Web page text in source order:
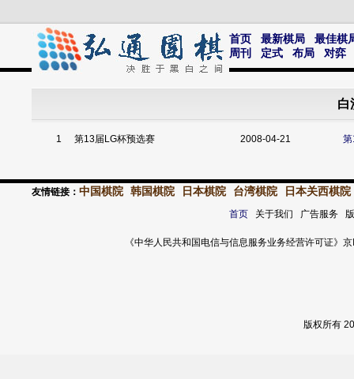
首页 最新棋局
最佳棋
周刊
定式 布局 对弈
白
1 第13届LG杯预选赛 2008-04-21
友情链接： 中国棋院 韩国棋院 日本棋院 台湾棋院 日本关西棋院
首页关于我们 广告服务
《中华人民共和国电信与信息服务业务经营许可证
版权所有